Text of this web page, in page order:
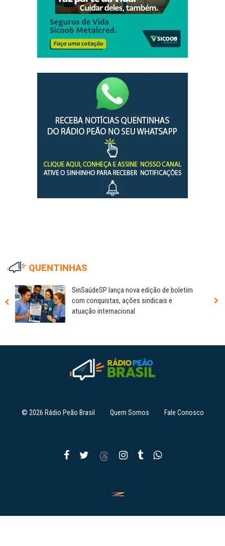
QUENTINHAS
SinSaúdeSP lança nova edição de boletim
com conquistas, ações sindicais e
atuação internacional
© 2026 Rádio Peão Brasil Quem Somos Fale Conosco